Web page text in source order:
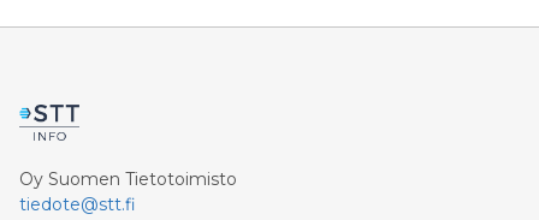
Oy Suomen Tietotoimisto
tiedote@stt.fi